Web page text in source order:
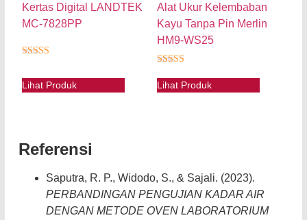
Kertas Digital LANDTEK
MC-7828PP
Lihat Produk
Alat Ukur Kelembaban
Kayu Tanpa Pin Merlin
HM9-WS25
Lihat Produk
Referensi
Saputra, R. P., Widodo, S., & Sajali. (2023).
PERBANDINGAN PENGUJIAN KADAR AIR
DENGAN METODE OVEN LABORATORIUM